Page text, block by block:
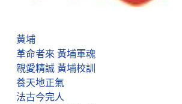
黃埔
革命者來 黃埔軍魂
親愛精誠 黃埔校訓
養天地正氣
法古今完人